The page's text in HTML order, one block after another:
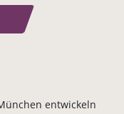
entwickeln